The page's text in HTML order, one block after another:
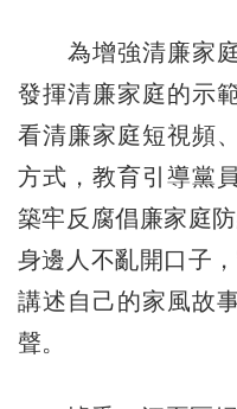
為增強清廉家庭
發揮清廉家庭的示
看清廉家庭短視頻
方式，教育引導黨
築牢反腐倡廉家庭
身邊人不亂開口子
講述自己的家風故
聲。